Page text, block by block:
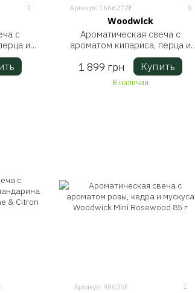
5
с
и
Артикул: 1666272E 5
Woodwick
Ароматическая свеча с
ароматом кипариса, перца и
лимона Woodwick Large Lavender
& Cedar
1 899 грн Купить
В наличии
Артикул: 98025E 1